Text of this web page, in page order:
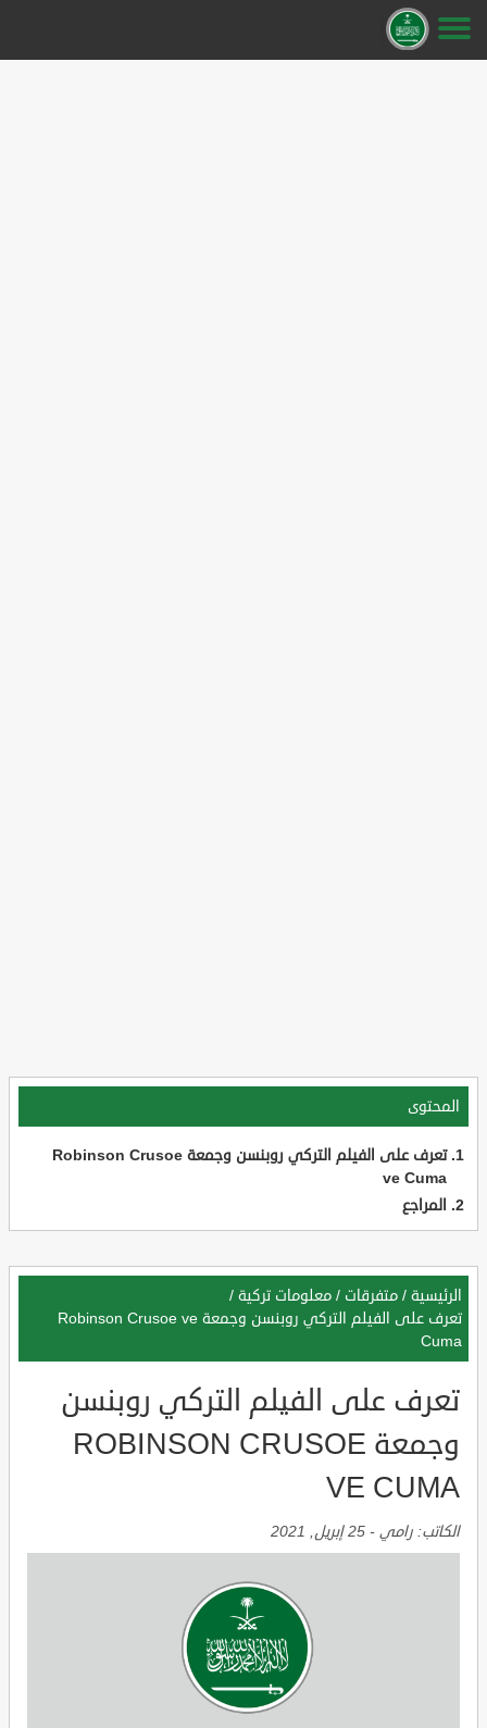
المحتوى
تعرف على الفيلم التركي روبنسن وجمعة Robinson Crusoe
ve Cuma
المراجع
الرئيسية / متفرقات / معلومات تركية /
تعرف على الفيلم التركي روبنسن وجمعة Robinson Crusoe ve
Cuma
تعرف على الفيلم التركي روبنسن
وجمعة ROBINSON CRUSOE
VE CUMA
الكاتب: رامي - 25 إبريل, 2021